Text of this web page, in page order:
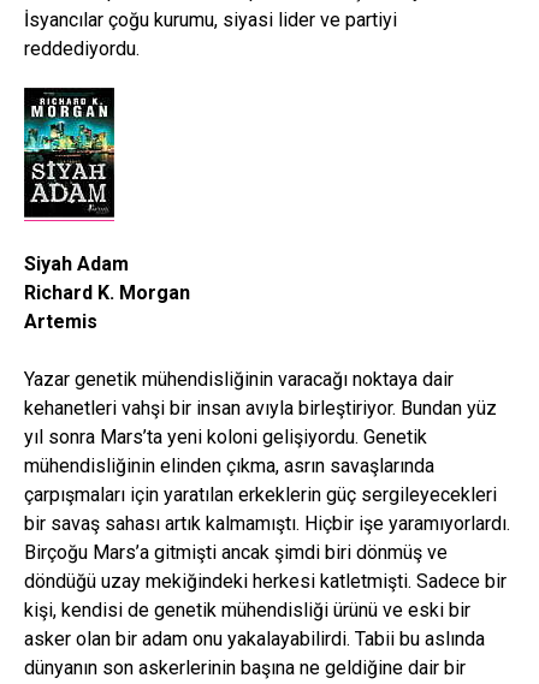
İsyancılar çoğu kurumu, siyasi lider ve partiyi
reddediyordu.
Siyah Adam
Richard K. Morgan
Artemis
Yazar genetik mühendisliğinin varacağı noktaya dair
kehanetleri vahşi bir insan avıyla birleştiriyor. Bundan yüz
yıl sonra Mars’ta yeni koloni gelişiyordu. Genetik
mühendisliğinin elinden çıkma, asrın savaşlarında
çarpışmaları için yaratılan erkeklerin güç sergileyecekleri
bir savaş sahası artık kalmamıştı. Hiçbir işe yaramıyorlardı.
Birçoğu Mars’a gitmişti ancak şimdi biri dönmüş ve
döndüğü uzay mekiğindeki herkesi katletmişti. Sadece bir
kişi, kendisi de genetik mühendisliği ürünü ve eski bir
asker olan bir adam onu yakalayabilirdi. Tabii bu aslında
dünyanın son askerlerinin başına ne geldiğine dair bir